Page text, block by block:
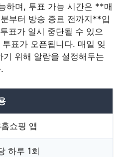
하며, 투표 가능 시간은 **매
부터 방송 종료 전까지**입
표가 일시 중단될 수 있으
표가 오픈됩니다. 매일 잊
위해 알람을 설정해두는
쇼핑 앱
하루 1회